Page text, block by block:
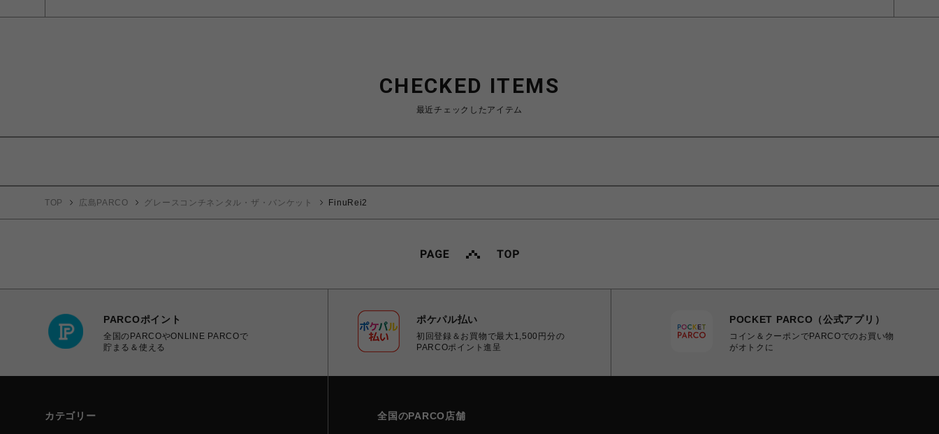
CHECKED ITEMS
最近チェックしたアイテム
TOP 広島PARCO グレースコンチネンタル・ザ・バンケット FinuRei2
PARCOポイント
全国のPARCOやONLINE PARCOで
貯まる＆使える
ポケパル払い
初回登録＆お買物で最大1,500円分の
PARCOポイント進呈
POCKET PARCO（公式アプリ）
コイン＆クーポンでPARCOでのお買い物
がオトクに
カテゴリー 全国のPARCO店舗